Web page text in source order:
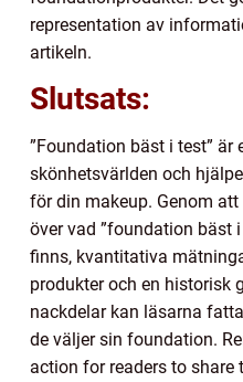
representation av
artikeln.
Slutsats:
”Foundation bäst i test” är
skönhetsvärlden och
för din makeup. Genom
över vad ”foundation bäst
finns, kvantitativa
produkter och en historisk
nackdelar kan läsarna
de väljer sin foundation.
action for readers to